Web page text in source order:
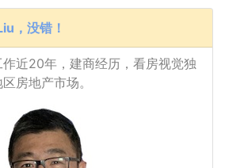
，没错！
近20年，建商经历，看房视觉独
房地产市场。